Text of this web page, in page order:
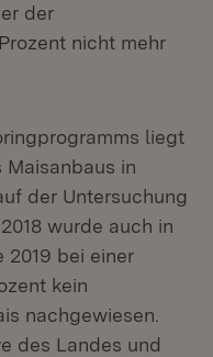
der
nicht mehr
liegt
in
der Untersuchung
wurde auch in
2019 bei einer
kein
nachgewiesen.
des Landes und